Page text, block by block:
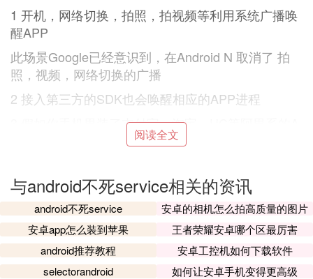
1 开机，网络切换，拍照，拍视频等利用系统广播唤
醒APP
此场景Google已经意识到，在Android N 取消了 拍
照，视频，网络切换的广播
2 接入第三方的SDK也会唤醒相应的APP进程
3 假如你手机里装了支付宝，淘宝，UC等阿里系的A
PP，那么你打开任何一个，都有可能唤醒其他的阿
3 白色保活：
就是调用系统的API启动一个前台Service进程，这样
会在通知栏生成一个Notification，用户知道哪些进程
正在运行
4 灰色保活
阅读全文
与android不死service相关的资讯
android不死service
安卓的相机怎么拍高质量的图片
安卓app怎么装到苹果
王者荣耀安卓哪个区最厉害
android推荐教程
安卓工控机如何下载软件
selectorandroid
如何让安卓手机变得更高级